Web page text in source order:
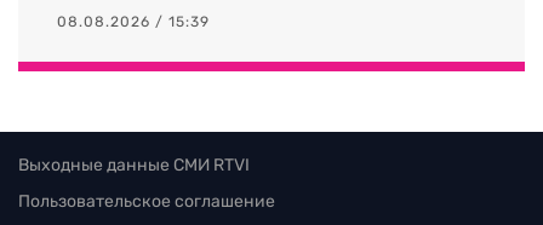
08.08.2026 / 15:39
Выходные данные СМИ RTVI
Пользовательское соглашение